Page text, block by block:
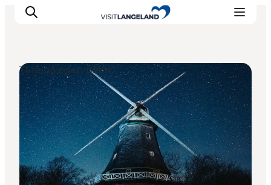
Oplevelser
Byer og øer
Outdoor
Overnatning
Planlæg ferie
Ture på egen hånd